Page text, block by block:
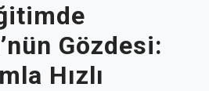
Gözdesi:
Hızlı